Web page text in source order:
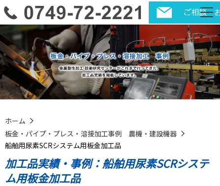
ホーム
板金・パイプ・プレス・溶接加工事例 農機・建設機器
船舶用尿素SCRシステム用板金加工品
加工品実績・事例：船舶用尿素SCRシステ
ム用板金加工品